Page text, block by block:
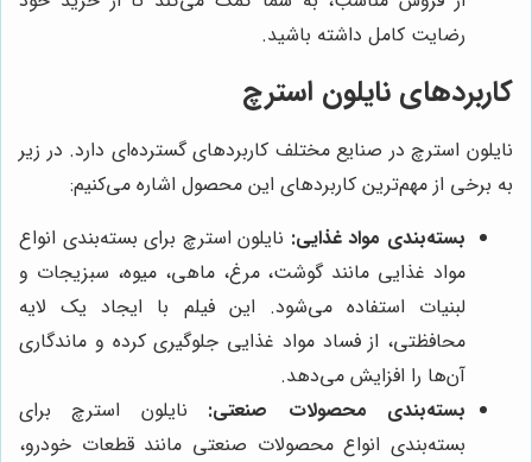
رضایت کامل داشته باشید.
کاربردهای نایلون استرچ
نایلون استرچ در صنایع مختلف کاربردهای گسترده‌ای دارد. در زیر
به برخی از مهم‌ترین کاربردهای این محصول اشاره می‌کنیم:
بسته‌بندی مواد غذایی: نایلون استرچ برای بسته‌بندی انواع
مواد غذایی مانند گوشت، مرغ، ماهی، میوه، سبزیجات و
لبنیات استفاده می‌شود. این فیلم با ایجاد یک لایه
محافظتی، از فساد مواد غذایی جلوگیری کرده و ماندگاری
آن‌ها را افزایش می‌دهد.
بسته‌بندی محصولات صنعتی: نایلون استرچ برای
بسته‌بندی انواع محصولات صنعتی مانند قطعات خودرو،